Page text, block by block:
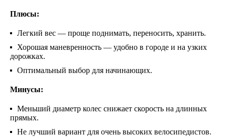
Плюсы:
Легкий вес — проще поднимать, переносить, хранить.
Хорошая маневренность — удобно в городе и на узких
дорожках.
Оптимальный выбор для начинающих.
Минусы:
Меньший диаметр колес снижает скорость на длинных
прямых.
Не лучший вариант для очень высоких велосипедистов.